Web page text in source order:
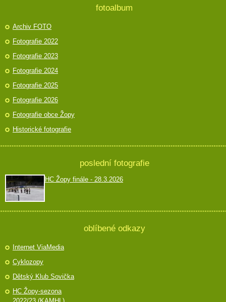
fotoalbum
Archiv FOTO
Fotografie 2022
Fotografie 2023
Fotografie 2024
Fotografie 2025
Fotografie 2026
Fotografie obce Žopy
Historické fotografie
poslední fotografie
HC Žopy finále - 28.3.2026
oblíbené odkazy
Internet ViaMedia
Cyklozopy
Dětský Klub Sovička
HC Žopy-sezona